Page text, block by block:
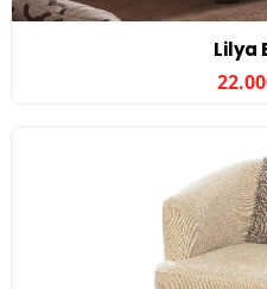
Lilya